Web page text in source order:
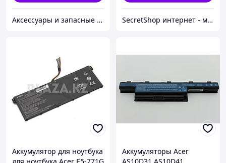
Аксессуары и запасные части для НОУТБУКОВ SecretShop интернет - магазин Все для ноутбуков и фотоаппаратов и смартфонов
Аккумулятор для ноутбука
Аккумуляторы Acer